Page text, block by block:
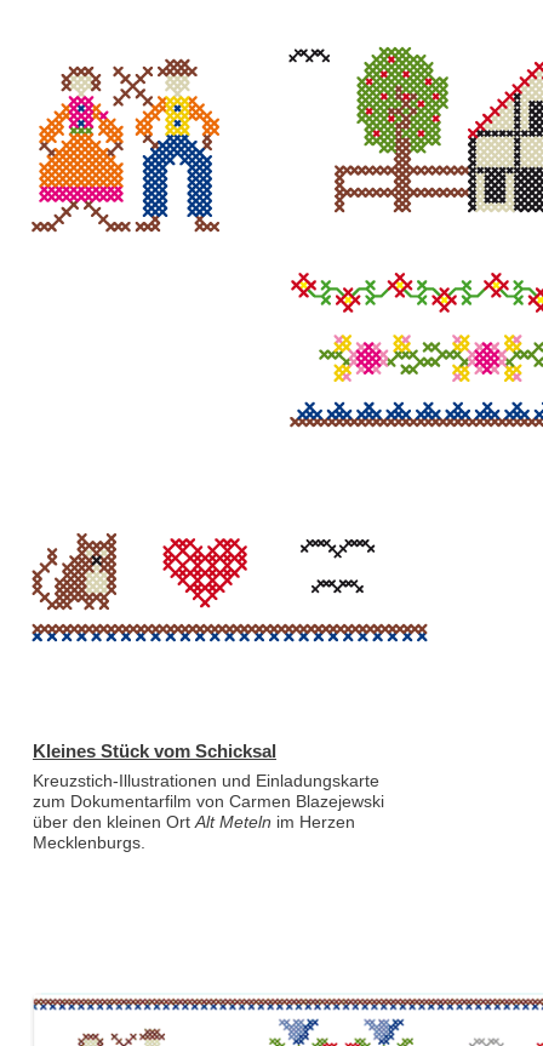
Kleines Stück vom Schicksal
Kreuzstich-Illustrationen und Einladungskarte
zum Dokumentarfilm von Carmen Blazejewski
über den kleinen Ort Alt Meteln im Herzen
Mecklenburgs.